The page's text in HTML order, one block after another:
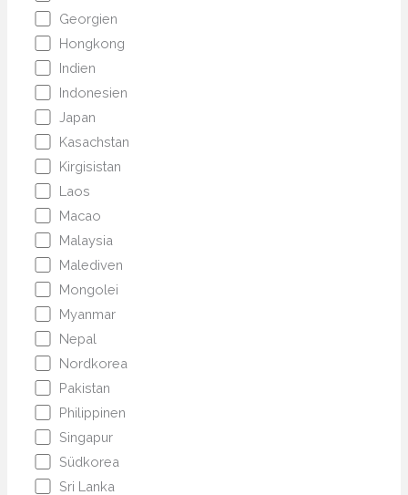
Georgien
Hongkong
Indien
Indonesien
Japan
Kasachstan
Kirgisistan
Laos
Macao
Malaysia
Malediven
Mongolei
Myanmar
Nepal
Nordkorea
Pakistan
Philippinen
Singapur
Südkorea
Sri Lanka